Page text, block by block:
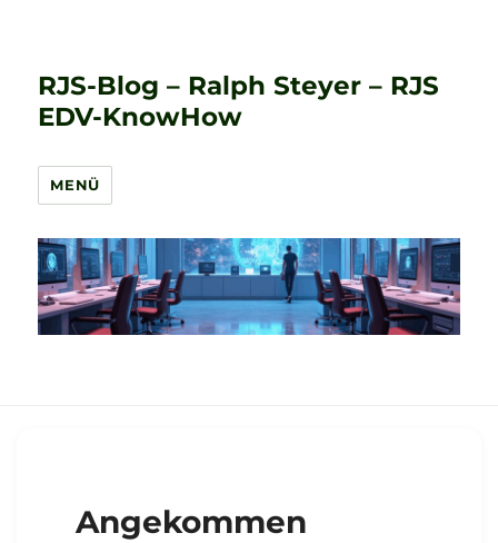
RJS-Blog – Ralph Steyer – RJS
EDV-KnowHow
MENÜ
Angekommen